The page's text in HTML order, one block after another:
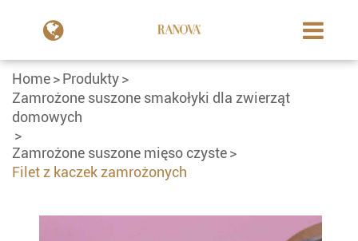
Home
Produkty
Zamrożone suszone smakołyki dla zwierząt
domowych
Zamrożone suszone mięso czyste
Filet z kaczek zamrożonych